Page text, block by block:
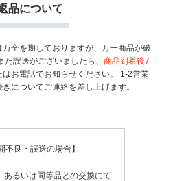
品について
全を期しておりますが、万一商品が破
た誤送がございましたら、商品到着後7
お電話でお知らせください。
1-2営業
についてご連絡を差し上げます。
不良・誤送の場合】
あるいは同等品との交換にて